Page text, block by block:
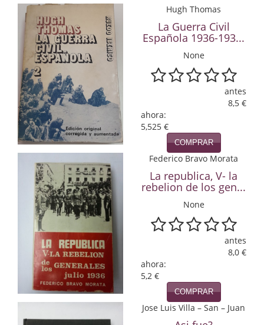
Ensayo literario
Filosofía
Física y Química
Física y química
Guerra Civil Española
Historia
Infantil y juvenil
Infantil y juvenil. Nuevo!!
Infantil y juvenil. Nuevo!!!
Informática
Literatura fantástica
Hugh Thomas
La Guerra Civil
Española 1936-193...
None
antes
8,5 €
ahora:
5,525 €
COMPRAR
Federico Bravo Morata
La republica, V- la
rebelion de los gen...
None
antes
8,0 €
ahora:
5,2 €
COMPRAR
Jose Luis Villa – San – Juan